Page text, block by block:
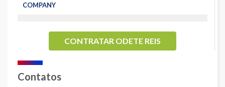
COMPANY
CONTRATAR ODETE REIS
Contatos